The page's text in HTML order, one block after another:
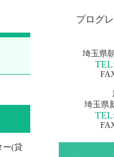
ー(貸
プログ
埼玉県
埼玉県